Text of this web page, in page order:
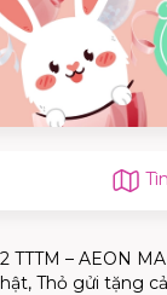
TTTM – AEON
Thỏ gửi tặng